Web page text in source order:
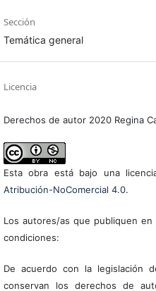
Sección
Temática general
Licencia
Derechos de autor 2020 Regina
Esta obra está bajo una
Atribución-NoComercial 4.0.
Los autores/as que publiquen
condiciones:
De acuerdo con la legislación
conservan los derechos de